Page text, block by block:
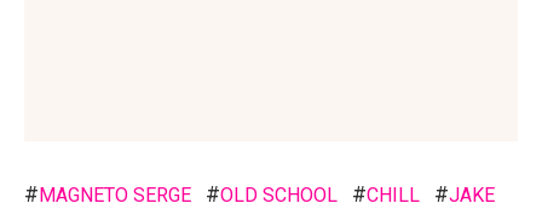
# MAGNETO SERGE #OLD SCHOOL #CHILL #JAKE